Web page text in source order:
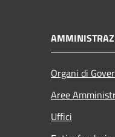
Organi di
Aree
Uffici